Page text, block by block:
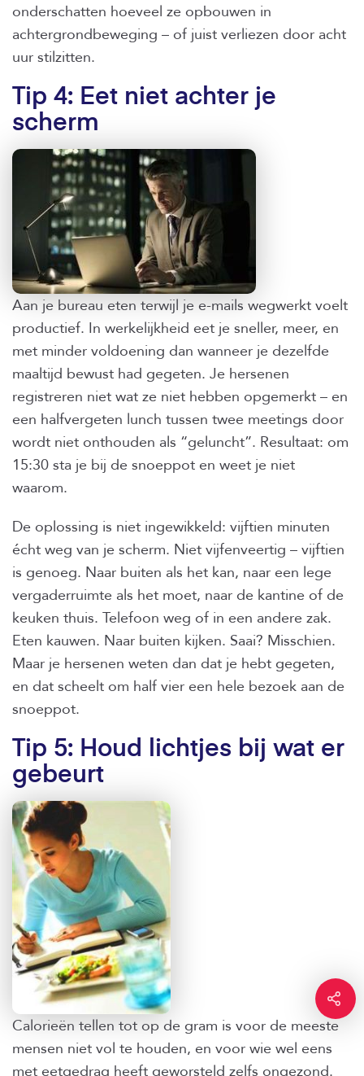
onderschatten hoeveel ze opbouwen in
achtergrondbeweging – of juist verliezen door acht
uur stilzitten.
Tip 4: Eet niet achter je
scherm
Aan je bureau eten terwijl je e-mails wegwerkt voelt
productief. In werkelijkheid eet je sneller, meer, en
met minder voldoening dan wanneer je dezelfde
maaltijd bewust had gegeten. Je hersenen
registreren niet wat ze niet hebben opgemerkt – en
een halfvergeten lunch tussen twee meetings door
wordt niet onthouden als “geluncht”. Resultaat: om
15:30 sta je bij de snoeppot en weet je niet
waarom.
De oplossing is niet ingewikkeld: vijftien minuten
écht weg van je scherm. Niet vijfenveertig – vijftien
is genoeg. Naar buiten als het kan, naar een lege
vergaderruimte als het moet, naar de kantine of de
keuken thuis. Telefoon weg of in een andere zak.
Eten kauwen. Naar buiten kijken. Saai? Misschien.
Maar je hersenen weten dan dat je hebt gegeten,
en dat scheelt om half vier een hele bezoek aan de
snoeppot.
Tip 5: Houd lichtjes bij wat er
gebeurt
Calorieën tellen tot op de gram is voor de meeste
mensen niet vol te houden, en voor wie wel eens
met eetgedrag heeft geworsteld zelfs ongezond.